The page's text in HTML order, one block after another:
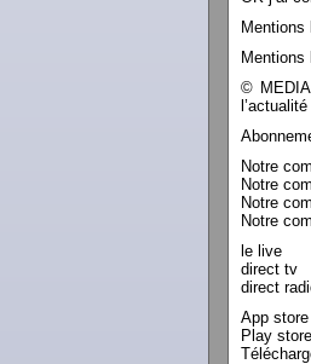
Mentions
Mentions
©
Notre
Notre
Notre
Notre
le live
direct tv
direct
App store
Play store